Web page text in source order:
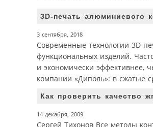
3D-печать алюминиевого
3 сентября, 2018
Современные технологии 3D-
функциональных изделий.
и экономически эффективнее,
компании «Диполь»: в сжатые
Как проверить качество
14 декабря, 2009
Сергей Тихонов Все методы